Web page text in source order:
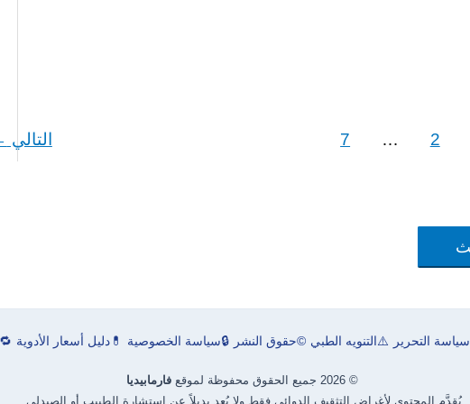
2
…
7 التالي
سياسة التحرير ⚠️التنويه الطبي ©حقوق النشر 🔒سياسة الخصوصية 💊دليل أسعار الأدوية
© 2026 جميع الحقوق محفوظة لموقع
فارمابيديا
يُقدَّم المحتوى لأغراض التثقيف الدوائي فقط ولا يُعد بديلاً عن استشارة الطبيب أو الصيدلي.